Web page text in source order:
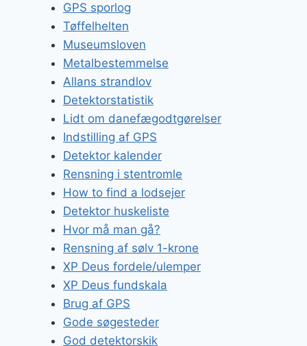
GPS sporlog
Tøffelhelten
Museumsloven
Metalbestemmelse
Allans strandlov
Detektorstatistik
Lidt om danefægodtgørelser
Indstilling af GPS
Detektor kalender
Rensning i stentromle
How to find a lodsejer
Detektor huskeliste
Hvor må man gå?
Rensning af sølv 1-krone
XP Deus fordele/ulemper
XP Deus fundskala
Brug af GPS
Gode søgesteder
God detektorskik